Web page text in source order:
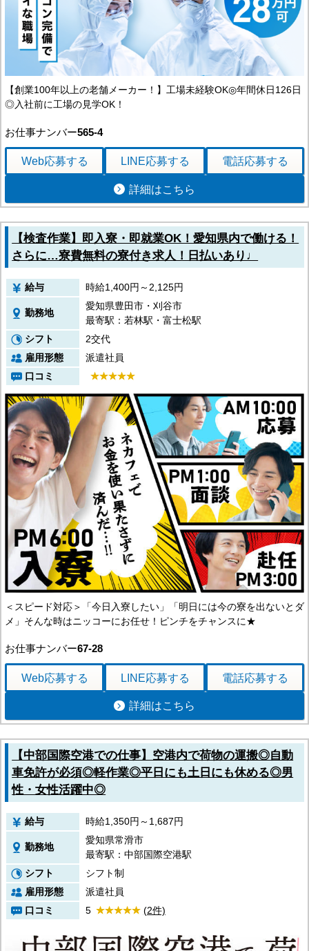
【創業100年以上の老舗メーカー！】工場未経験OK◎年間休日126日
◎入社前に工場の見学OK！
お仕事ナンバー565-4
Web応募する LINE応募する 電話応募する
詳細はこちら
【検査作業】即入寮・即就業OK！愛知県内で働ける！
さらに…寮費無料の寮付き求人！日払いあり♩
給与 時給1,400円～2,125円
勤務地
愛知県豊田市・刈谷市
最寄駅：若林駅・富士松駅
シフト
2交代
雇用形態
派遣社員
口コミ
＜スピード対応＞「今日入寮したい」「明日には今の寮を出ないとダ
メ」そんな時はニッコーにお任せ！ピンチをチャンスに★
お仕事ナンバー67-28
Web応募する LINE応募する 電話応募する
詳細はこちら
【中部国際空港での仕事】空港内で荷物の運搬◎自動
車免許が必須◎軽作業◎平日にも土日にも休める◎男
性・女性活躍中◎
給与 時給1,350円～1,687円
勤務地
愛知県常滑市
最寄駅：中部国際空港駅
シフト
シフト制
雇用形態
派遣社員
口コミ
5 (2件)